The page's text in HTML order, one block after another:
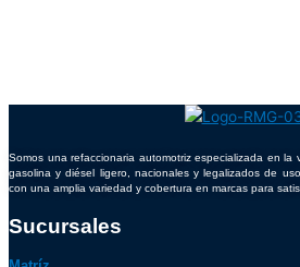
Somos una refaccionaria automotriz especializada en la
gasolina y diésel ligero, nacionales y legalizados de
con una amplia variedad y cobertura en marcas para
Sucursales